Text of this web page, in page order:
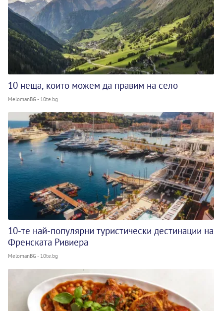
10 неща, които можем да правим на село
MelomanBG - 10te.bg
10-те най-популярни туристически дестинации на
Френската Ривиера
MelomanBG - 10te.bg